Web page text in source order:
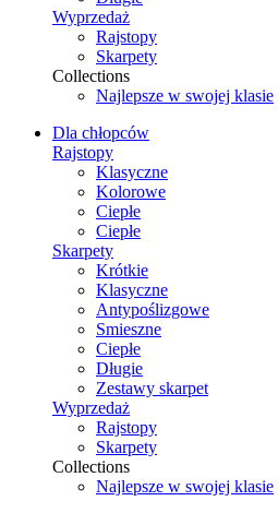
Wyprzedaż
Rajstopy
Skarpety
Collections
Najlepsze w swojej klasie
Dla chłopców
Rajstopy
Klasyczne
Kolorowe
Ciepłe
Ciepłe
Skarpety
Krótkie
Klasyczne
Antypoślizgowe
Smieszne
Ciepłe
Długie
Zestawy skarpet
Wyprzedaż
Rajstopy
Skarpety
Collections
Najlepsze w swojej klasie